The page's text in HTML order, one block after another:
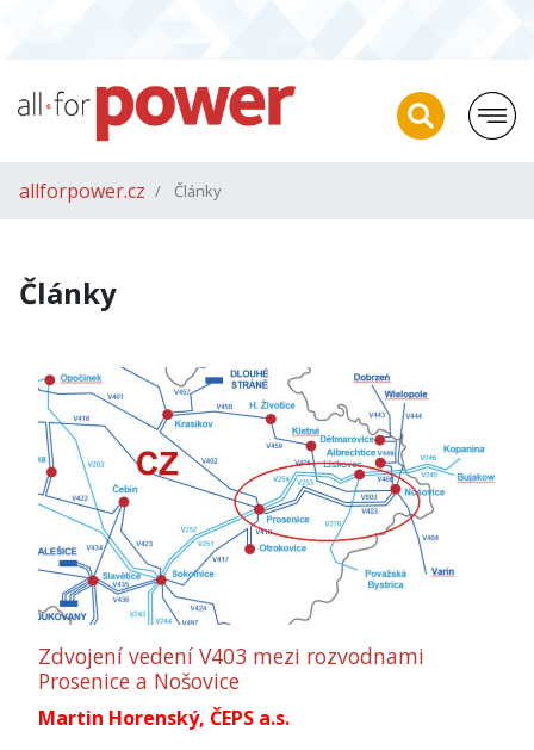
allforpower.cz Články
Články
Zdvojení vedení V403 mezi rozvodnami
Prosenice a Nošovice
Martin Horenský, ČEPS a.s.